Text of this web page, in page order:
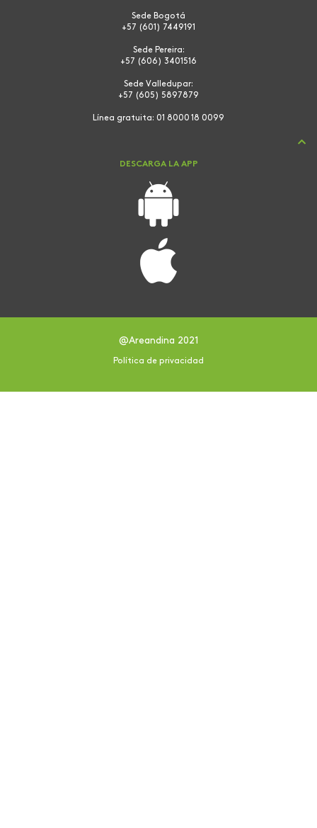
Sede Bogotá
+57 (601) 7449191
Sede Pereira:
+57 (606) 3401516
Sede Valledupar:
+57 (605) 5897879
Línea gratuita: 01 8000 18 0099
DESCARGA LA APP
@Areandina 2021
Política de privacidad